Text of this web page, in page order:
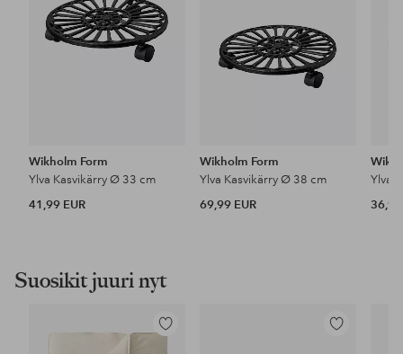
Wikholm Form
Ylva Kasvikärry Ø 33 cm
41,99 EUR
Wikholm Form
Ylva Kasvikärry Ø 38 cm
69,99 EUR
Ylva
36,99
Suosikit juuri nyt
Lisää
Lisää